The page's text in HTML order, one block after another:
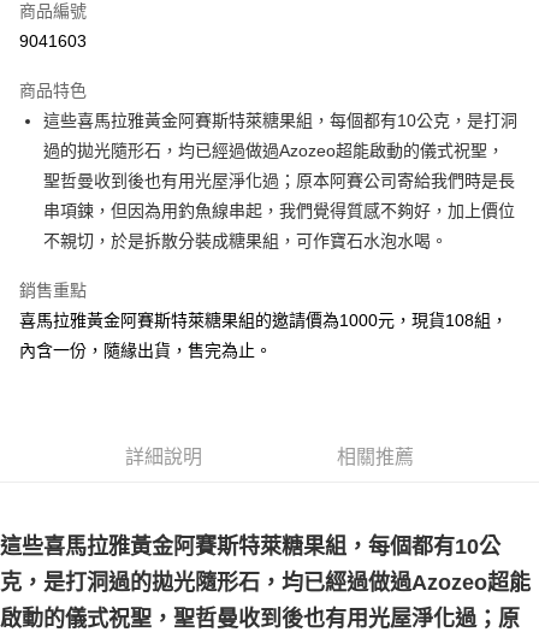
超商取貨付款
Apple Pay
街口支付
悠遊付
ATM付款
全家取貨付款
每筆NT$80，滿NT$3,000(含以上)免運費
每筆NT$80，滿NT$3,000(含以上)免運費
郵局幫你送（離島）
每筆NT$80，滿NT$3,000(含以上)免運費
商品編號
9041603
商品特色
這些喜馬拉雅黃金阿賽斯特萊糖果組，每個都有10公克，是打洞
過的拋光隨形石，均已經過做過Azozeo超能啟動的儀式祝聖，
聖哲曼收到後也有用光屋淨化過；原本阿賽公司寄給我們時是長
串項鍊，但因為用釣魚線串起，我們覺得質感不夠好，加上價位
不親切，於是拆散分裝成糖果組，可作寶石水泡水喝。
銷售重點
喜馬拉雅黃金阿賽斯特萊糖果組的邀請價為1000元，現貨108組，
內含一份，隨緣出貨，售完為止。
詳細說明 相關推薦
這些喜馬拉雅黃金阿賽斯特萊糖果組，每個都有10公
克，是打洞過的拋光隨形石，均已經過做過Azozeo超能
啟動的儀式祝聖，聖哲曼收到後也有用光屋淨化過；原